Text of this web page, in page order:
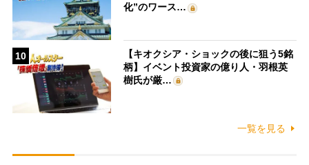
化”のワース…
10
【キオクシア・ショックの後に狙う5銘
柄】イベント投資家の億り人・羽根英
樹氏が厳…
一覧を見る